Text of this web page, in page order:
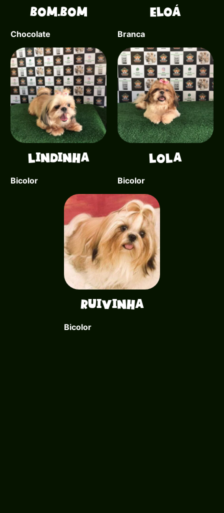
Bom.bom
Chocolate
Eloá
Branca
Lindinha
Bicolor
Lola
Bicolor
Ruivinha
Bicolor